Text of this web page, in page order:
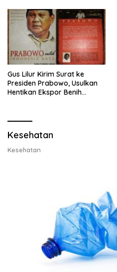
Gus Lilur Kirim Surat ke
Presiden Prabowo, Usulkan
Hentikan Ekspor Benih
Kesehatan
Kesehatan